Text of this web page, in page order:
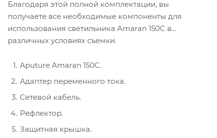
Благодаря этой полной комплектации, вы
получаете все необходимые компоненты для
использования светильника Amaran 150C в
различных условиях съемки.
Aputure Amaran 150C.
Адаптер переменного тока.
Сетевой кабель.
Рефлектор.
Защитная крышка.